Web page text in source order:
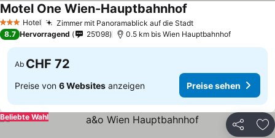
3 SterneHotel Zimmer mit Panoramablick auf die Stadt
Motel One Wien-Hauptbahnhof
8.7 Hervorragend 25’098 0.5 km bis Wien Hauptbahnhof
Ab CHF 72
Preise von 6 Websites anzeigen Preise sehen
Teilen
Beliebte Wahl